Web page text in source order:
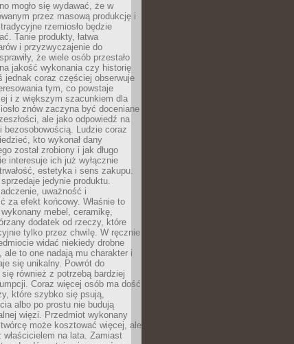
mogło się wydawać, że w
przez masową produkcję i
rzemiosło będzie
Tanie produkty, łatwa
i przyzwyczajenie do
że wiele osób przestało
jakość wykonania czy historię
jednak coraz częściej obserwuje
tym, co powstaje
i z większym szacunkiem dla
znów zaczyna być doceniane
ale jako odpowiedź na
bezosobowością. Ludzie coraz
kto wykonał dany
został zrobiony i jak długo
interesuje ich już wyłącznie
estetyka i sens zakupu.
jedynie produktu.
uważność i
za efekt końcowy. Właśnie to
mebel, ceramikę,
dodatek od rzeczy, które
tylko przez chwilę. W ręcznie
widać niekiedy drobne
ale to one nadają mu charakter i
się unikalny. Powrót do
się również z potrzebą bardziej
Coraz więcej osób ma dość
które szybko się psują,
albo po prostu nie budują
więzi. Przedmiot wykonany
może kosztować więcej, ale
na lata. Zamiast